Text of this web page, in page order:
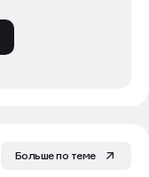
Больше по теме